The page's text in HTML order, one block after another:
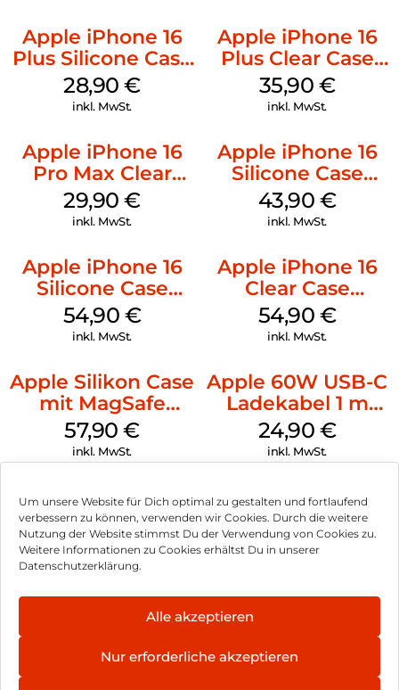
Um unsere Website für Dich optimal zu gestalten und fortlaufend
verbessern zu können, verwenden wir Cookies. Durch die weitere
Nutzung der Website stimmst Du der Verwendung von Cookies zu.
Weitere Informationen zu Cookies erhältst Du in unserer
Datenschutzerklärung.
Alle akzeptieren
Nur erforderliche akzeptieren
Apple iPhone 16
Plus Silicone Case
MagSafe Black
28,90€
inkl. MwSt.
Apple iPhone 16
Plus Clear Case
MagSafe
Transparent
35,90 €
inkl. MwSt.
Apple iPhone 16
Pro Max Clear
Case MagSafe
Transparent
29,90€
inkl. MwSt.
Apple iPhone 16
Silicone Case
MagSafe Plum
43,90 €
inkl. MwSt.
Apple iPhone 16
Silicone Case
MagSafe Lake
Green
54,90 €
inkl. MwSt.
Apple iPhone 16
Clear Case
MagSafe
Transparent
54,90 €
inkl. MwSt.
Apple Silikon Case
mit MagSafe
iPhone 14 Pro
(PRODUCT)RED
57,90€
inkl. MwSt.
Apple 60W USB-C
Ladekabel 1 m
Weiß
24,90 €
inkl. MwSt.
Impressum
Hinweis zur Batterieentsorgung